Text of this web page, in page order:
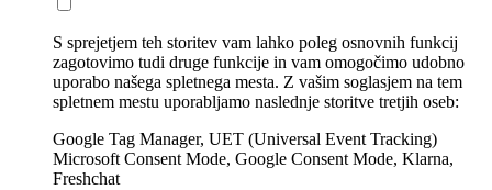
S sprejetjem teh storitev vam lahko poleg osnovnih funkcij
zagotovimo tudi druge funkcije in vam omogočimo udobno
uporabo našega spletnega mesta. Z vašim soglasjem na tem
spletnem mestu uporabljamo naslednje storitve tretjih oseb:
Google Tag Manager, UET (Universal Event Tracking)
Microsoft Consent Mode, Google Consent Mode, Klarna,
Freshchat